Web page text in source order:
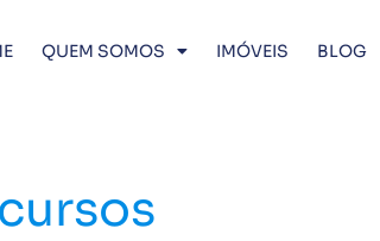
QUEM SOMOS IMÓVEIS BLOG